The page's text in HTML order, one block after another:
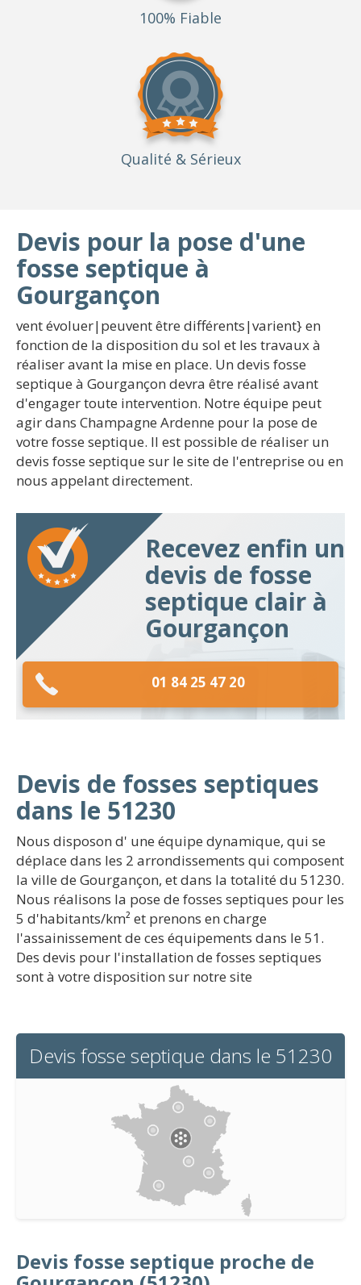
100% Fiable
Qualité & Sérieux
Devis pour la pose d'une
fosse septique à
Gourgançon
vent évoluer|peuvent être différents|varient} en
fonction de la disposition du sol et les travaux à
réaliser avant la mise en place. Un devis fosse
septique à Gourgançon devra être réalisé avant
d'engager toute intervention. Notre équipe peut
agir dans Champagne Ardenne pour la pose de
votre fosse septique. Il est possible de réaliser un
devis fosse septique sur le site de l'entreprise ou en
nous appelant directement.
Recevez enfin un
devis de fosse
septique clair à
Gourgançon
01 84 25 47 20
Devis de fosses septiques
dans le 51230
Nous disposon d' une équipe dynamique, qui se
déplace dans les 2 arrondissements qui composent
la ville de Gourgançon, et dans la totalité du 51230.
Nous réalisons la pose de fosses septiques pour les
5 d'habitants/km² et prenons en charge
l'assainissement de ces équipements dans le 51.
Des devis pour l'installation de fosses septiques
sont à votre disposition sur notre site
Devis fosse septique dans le 51230
Devis fosse septique proche de